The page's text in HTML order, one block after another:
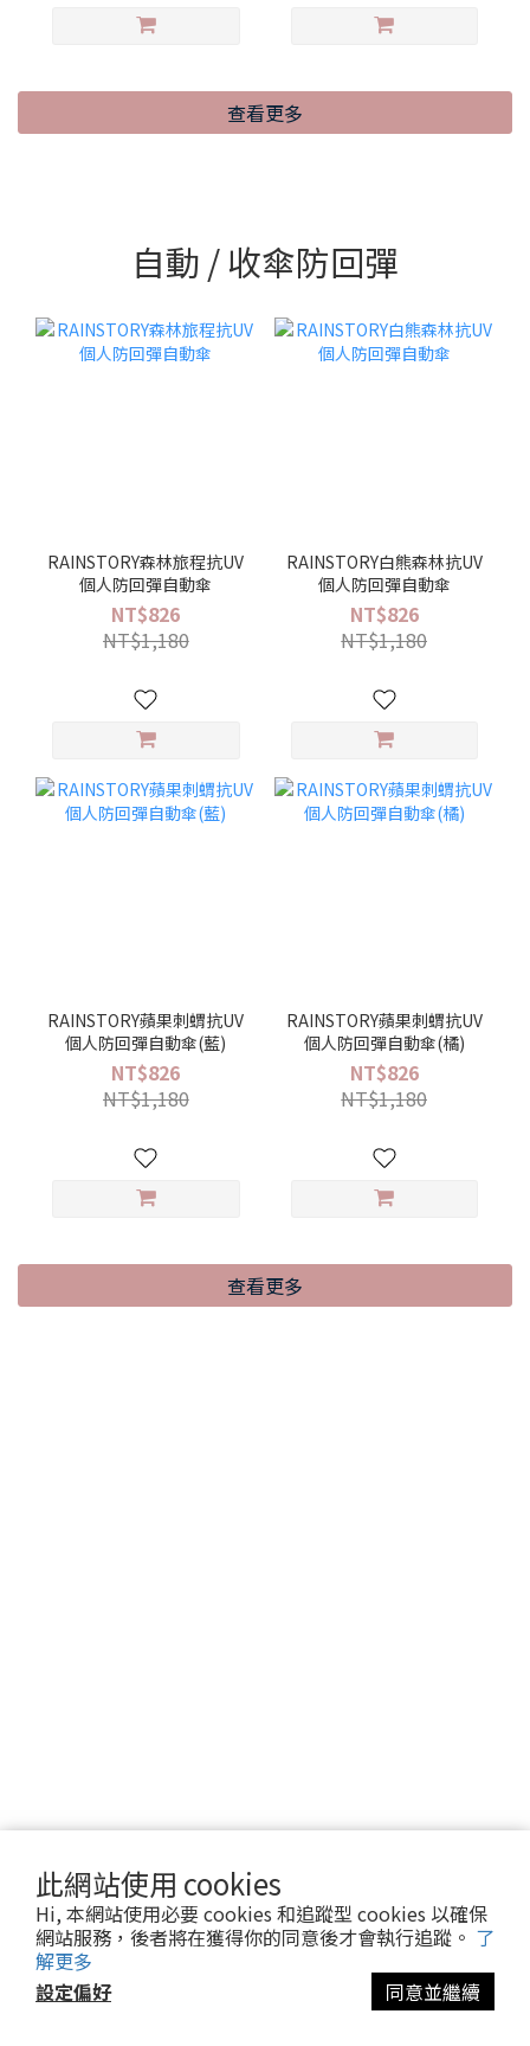
此網站使用 cookies
Hi, 本網站使用必要 cookies 和追蹤型 cookies 以確保
網站服務，後者將在獲得你的同意後才會執行追蹤。 了
解更多
設定偏好
同意並繼續
查看更多
自動 / 收傘防回彈
RAINSTORY森林旅程抗UV
個人防回彈自動傘
NT$826
NT$1,180
RAINSTORY白熊森林抗UV
個人防回彈自動傘
NT$826
NT$1,180
RAINSTORY蘋果刺蝟抗UV
個人防回彈自動傘(藍)
NT$826
NT$1,180
RAINSTORY蘋果刺蝟抗UV
個人防回彈自動傘(橘)
NT$826
NT$1,180
查看更多